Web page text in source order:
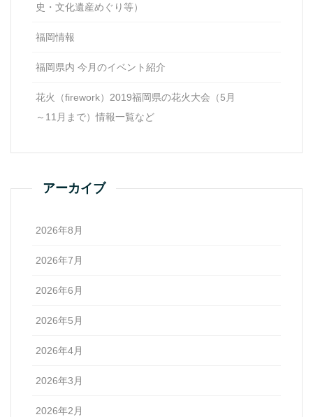
史・文化遺産めぐり等）
福岡情報
福岡県内 今月のイベント紹介
花火（firework）2019福岡県の花火大会（5月
～11月まで）情報一覧など
アーカイブ
2026年8月
2026年7月
2026年6月
2026年5月
2026年4月
2026年3月
2026年2月